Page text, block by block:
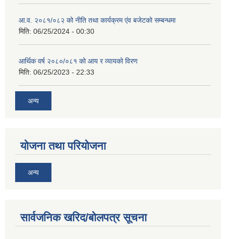
आ.व. २०८१/०८२ को नीति तथा कार्यक्रम एंव बजेटको सम्बन्धमा
मिति: 06/25/2024 - 00:30
आर्थिक वर्ष २०८०/०८१ को आय र व्यायको विरण
मिति: 06/25/2023 - 22:33
अन्य
योजना तथा परियोजना
अन्य
सार्वजनिक खरिद/बोलपत्र सूचना